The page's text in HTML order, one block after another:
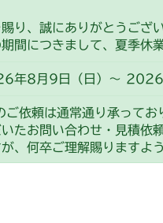
り、誠にありがとうござい
間につきまして、夏季休
年8月9日（日）～ 2026
ご依頼は通常通り承って
いたお問い合わせ・見積
、何卒ご理解賜りますよ